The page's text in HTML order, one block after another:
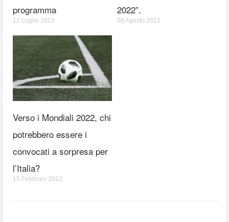
programma
12 Luglio 2023
2022”.
08 Agosto 2022
Verso i Mondiali 2022, chi
potrebbero essere i
convocati a sorpresa per
l’Italia?
15 Febbraio 2022